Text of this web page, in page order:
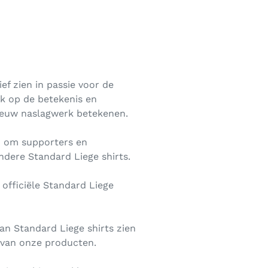
zien in passie voor de
op de betekenis en
naslagwerk betekenen.
supporters en
Standard Liege shirts.
Standard Liege
Standard Liege shirts zien
onze producten.